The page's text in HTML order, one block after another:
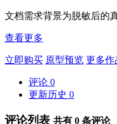
文档需求背景为脱敏后的
查看更多
立即购买 原型预览 更多作
评论 0
更新历史 0
评论列表 共有 0 条评论